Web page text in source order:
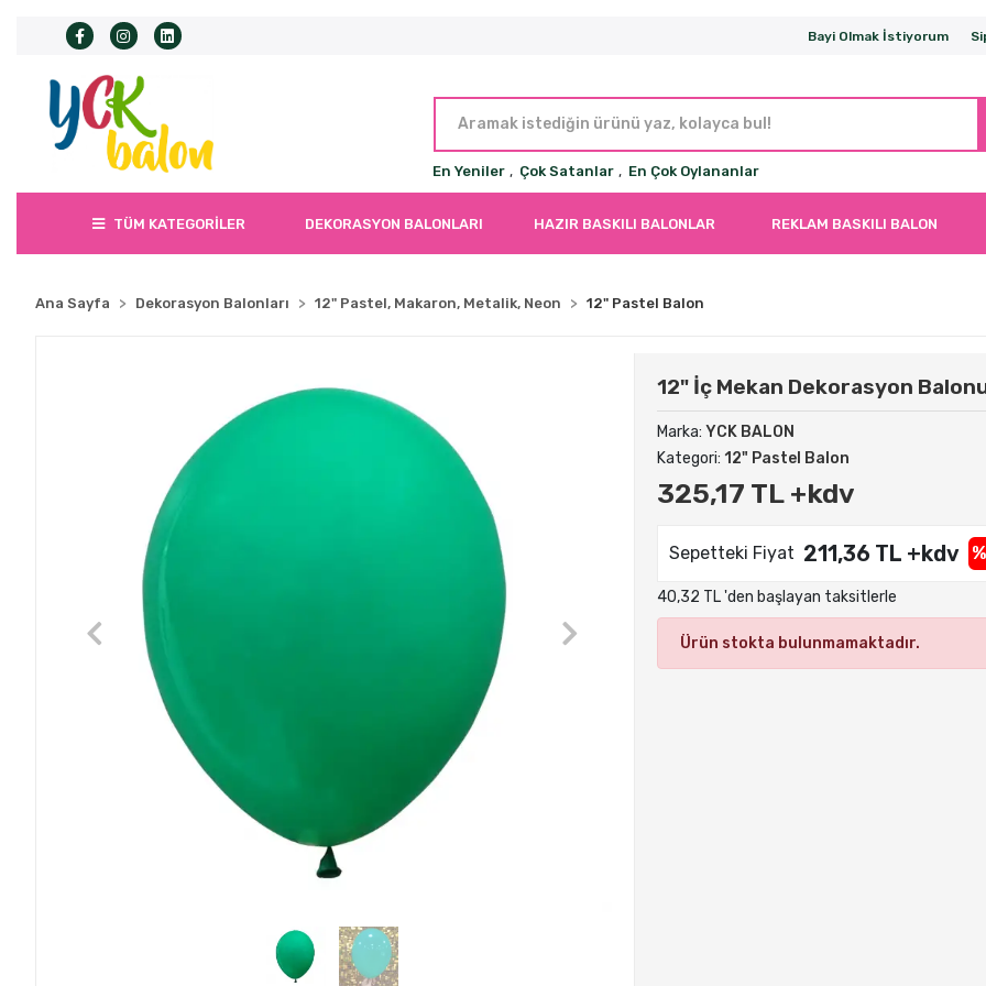
Bayi Olmak İstiyorum
En Yeniler , Çok Satanlar , En Çok Oylananlar
TÜM KATEGORİLER DEKORASYON BALONLARI HAZIR BASKILI BALONLAR REKLAM BASKILI BALON
Ana Sayfa Dekorasyon Balonları 12" Pastel, Makaron, Metalik, Neon 12" Pastel Balon
12" İç Mekan Dekorasyon
Marka:YCK BALON
Kategori: 12" Pastel Balon
325,17 TL +kdv
Sepetteki Fiyat 211,36 TL +kdv
40,32 TL 'den başlayan taksitlerle
Ürün stokta bulunmamaktadır.